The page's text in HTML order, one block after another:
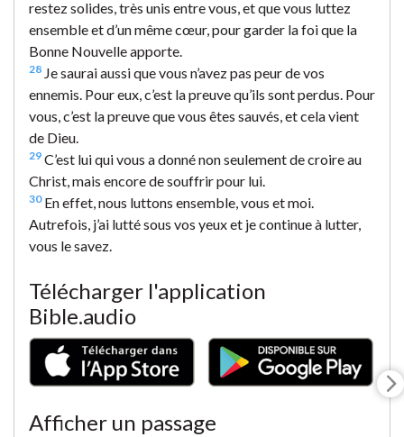
restez solides, très unis entre vous, et que vous luttez
ensemble et d’un même cœur, pour garder la foi que la
Bonne Nouvelle apporte.
28 Je saurai aussi que vous n’avez pas peur de vos
ennemis. Pour eux, c’est la preuve qu’ils sont perdus. Pour
vous, c’est la preuve que vous êtes sauvés, et cela vient
de Dieu.
29 C’est lui qui vous a donné non seulement de croire au
Christ, mais encore de souffrir pour lui.
30En effet, nous luttons ensemble, vous et moi.
Autrefois, j’ai lutté sous vos yeux et je continue à lutter,
vous le savez.
Télécharger l'application
Bible.audio
Afficher un passage